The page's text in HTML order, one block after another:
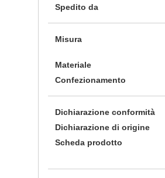
Spedito da
Misura
Materiale
Confezionamento
Dichiarazione conformità
Dichiarazione di origine
Scheda prodotto